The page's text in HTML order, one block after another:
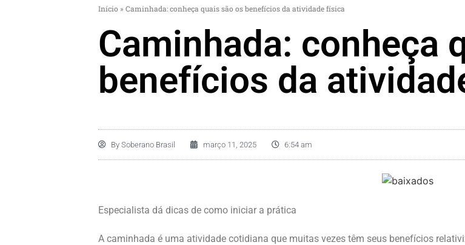
Início » Caminhada: conheça quais são os benefícios da atividade física
Caminhada: conheça
benefícios da
By Soberano Brasil março 11, 2025 6:54 am
Especialista dá dicas de como iniciar a prática
A caminhada é uma atividade cotidiana que muitas vezes têm seus benefícios